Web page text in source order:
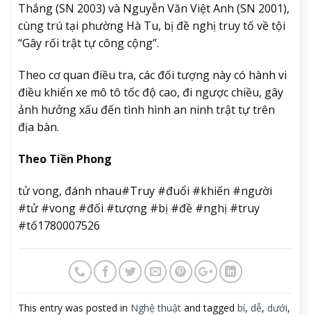
Thắng (SN 2003) và Nguyễn Văn Việt Anh (SN 2001),
cùng trú tại phường Hà Tu, bị đề nghị truy tố về tội
“Gây rối trật tự công cộng”.
Theo cơ quan điều tra, các đối tượng này có hành vi
điều khiển xe mô tô tốc độ cao, đi ngược chiều, gây
ảnh hưởng xấu đến tình hình an ninh trật tự trên
địa bàn.
Theo Tiền Phong
tử vong, đánh nhau#Truy #đuổi #khiến #người
#tử #vong #đối #tượng #bị #đề #nghị #truy
#tố1780007526
This entry was posted in Nghệ thuật and tagged bí, dễ, dưới,